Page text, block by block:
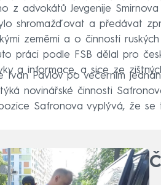
z advokátů Jevgenije
shromažďovat a předávat
zeměmi a o činnosti
práci podle FSB dělal pro
a informace, a sice ze
Ivan Pavlov po večerním
novinářské činnosti
Safronova vyplývá, že se